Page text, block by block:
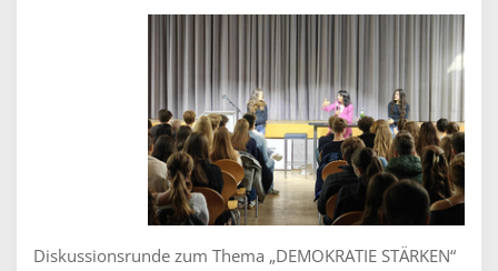
Diskussionsrunde zum Thema „DEMOKRATIE STÄRKEN“